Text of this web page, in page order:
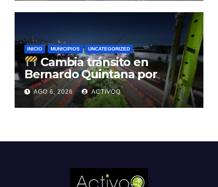
INICIO MUNICIPIOS UNCATEGORIZED
Cambia tránsito en
Bernardo Quintana por
avance de tren
AGO 6, 2026 ACTIVOQ